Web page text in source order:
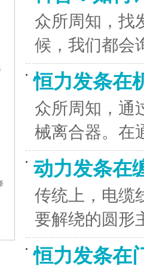
众所周知，找
候，我们都会
恒力发条在
众所周知，通
械离合器。在
动力发条在
传统上，电缆
要解绕的圆形
恒力发条在